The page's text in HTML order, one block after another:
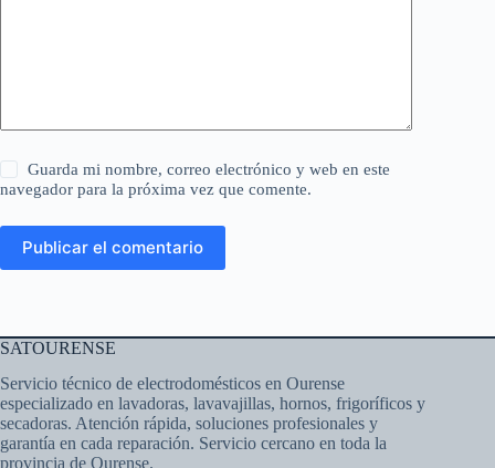
Guarda mi nombre, correo electrónico y web en este
navegador para la próxima vez que comente.
Publicar el comentario
SATOURENSE
Servicio técnico de electrodomésticos en Ourense
especializado en lavadoras, lavavajillas, hornos, frigoríficos y
secadoras. Atención rápida, soluciones profesionales y
garantía en cada reparación. Servicio cercano en toda la
provincia de Ourense.